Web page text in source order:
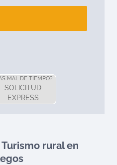
MAL DE TIEMPO?
SOLICITUD
EXPRESS
rural en